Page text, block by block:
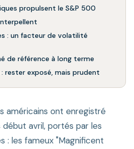
propulsent le S&P 500
: un facteur de volatilité
de référence à long terme
rester exposé, mais prudent
américains ont enregistré
avril, portés par les
: les fameux "Magnificent